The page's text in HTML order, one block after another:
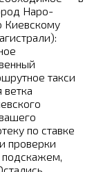
Наро-
Киевскому
такси
по ставке
проверки